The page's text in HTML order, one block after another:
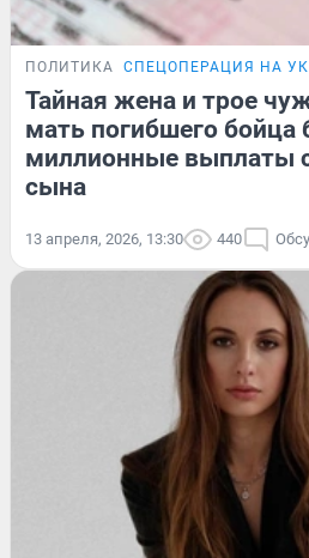
ПОЛИТИКА СПЕЦОПЕРАЦИЯ НА
Тайная жена и трое
мать погибшего бойца
миллионные выплаты
сына
13 апреля, 2026, 13:30 440